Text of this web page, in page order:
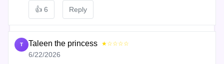
👍 6 Reply
T Taleen the princess ★☆☆☆☆
6/22/2026